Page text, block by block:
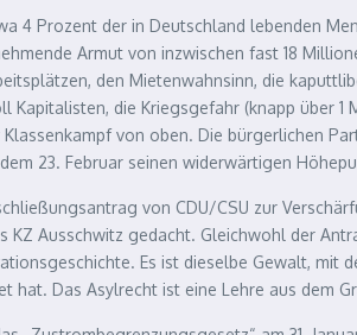
4 Prozent der in Deutschland lebenden
Armut von inzwischen fast 18
den Mietenwahnsinn, die
Kapitalisten, die Kriegsgefahr (knapp über
von oben. Die bürgerlichen
23. Februar seinen widerwärtigen
von CDU/CSU zur
KZ Ausschwitz gedacht. Gleichwohl der
Es ist dieselbe Gewalt,
hat. Das Asylrecht ist eine Lehre aus dem